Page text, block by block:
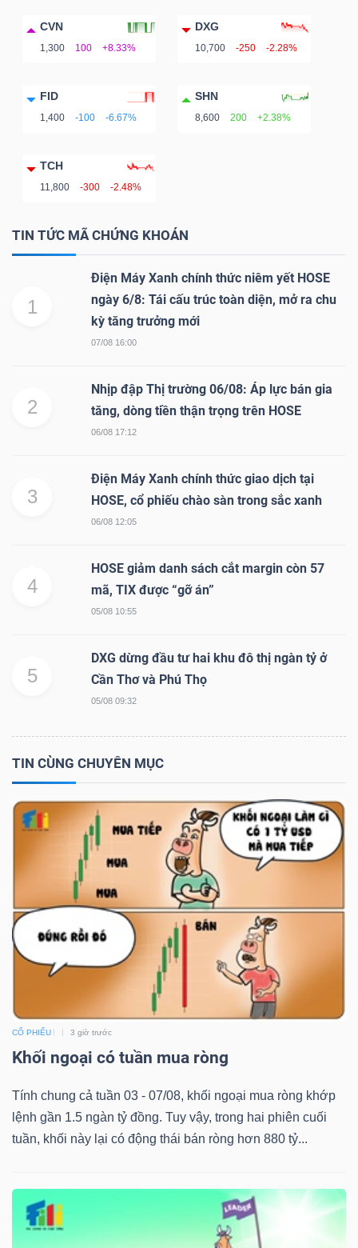
CVN
1,300 100 +8.33%
DXG
10,700 -250 -2.28%
FID
1,400 -100 -6.67%
SHN
8,600 200 +2.38%
TCH
11,800 -300 -2.48%
TIN TỨC MÃ CHỨNG KHOÁN
1
Điện Máy Xanh chính thức niêm yết HOSE
ngày 6/8: Tái cấu trúc toàn diện, mở ra chu
kỳ tăng trưởng mới
07/08 16:00
2
Nhịp đập Thị trường 06/08: Áp lực bán gia
tăng, dòng tiền thận trọng trên HOSE
06/08 17:12
3
Điện Máy Xanh chính thức giao dịch tại
HOSE, cổ phiếu chào sàn trong sắc xanh
06/08 12:05
4
HOSE giảm danh sách cắt margin còn 57
mã, TIX được “gỡ án”
05/08 10:55
5
DXG dừng đầu tư hai khu đô thị ngàn tỷ ở
Cần Thơ và Phú Thọ
05/08 09:32
TIN CÙNG CHUYÊN MỤC
CỔ PHIẾU 3 giờ trước
Khối ngoại có tuần mua ròng
Tính chung cả tuần 03 - 07/08, khối ngoại mua ròng khớp
lệnh gần 1.5 ngàn tỷ đồng. Tuy vậy, trong hai phiên cuối
tuần, khối này lại có động thái bán ròng hơn 880 tỷ...
ĐỘNG
SẢN
Mã
chứng
(-)
Cổ phiếu Chứng chỉ quỹ
Lãnh
Người nội bộ Người liên quan Cổ đông lớn
của
tích
(-)
Dịch
vụ
Đào
chính